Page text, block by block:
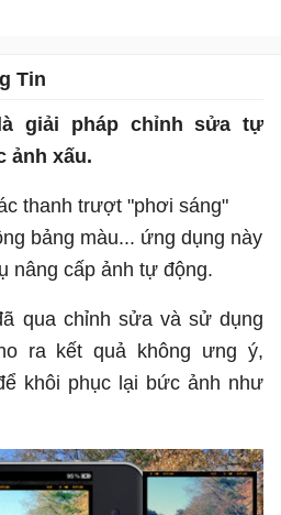
Tin
giải pháp chỉnh sửa tự
ảnh xấu.
thanh trượt "phơi sáng"
bảng màu... ứng dụng này
nâng cấp ảnh tự động.
qua chỉnh sửa và sử dụng
ra kết quả không ưng ý,
khôi phục lại bức ảnh như